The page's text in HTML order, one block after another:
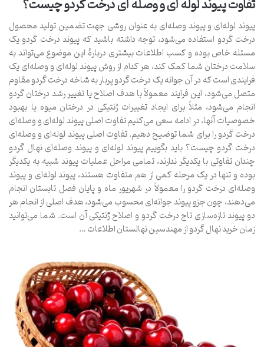
تفاوت پیوند لوله ای و وصله ای درخت گردو چیست؟
پیوند لوله‌ای و پیوند وصله‌ای به عنوان روشی جهت تضمین تولید محصول
درخت گردو استفاده می‌شود، توجه داشته باشید که پیوند درخت گردو یک
مسئله خاص بوده و کسب اطلاعات بیشتری دربارهٔ این موضوع می‌تواند به
سلامت درختان شما کمک کند، هر کدام از روش پیوند لوله‌ای و وصله‌ای یک
فرایندی است که در آن جوانه یک درخت گردو پربار به شاخه درخت گردو مقاوم
متصل می‌شود، این فرایند معمولاً با هدف اصلاح یا تغییر رشد درختان گردو
انجام می‌شود، مثلاً برای ایجاد تغییرات ژنتیکی در درختان میوه یا بهبود
خصوصیات آنها، در ادامه سعی می‌کنیم تفاوت اصلی پیوند لوله‌ای و وصله‌ای
درخت گردو را برای شما توضیح دهیم. تفاوت اصلی پیوند لوله‌ای و وصله‌ای
درخت گردو چیست؟ باید بگوییم پیوند لوله‌ای و پیوند وصله‌ای نهال گردو
چندان تفاوتی با یکدیگر ندارند، تمامی مراحل عملیات پیوند شبیه به یکدیگر
بوده و تنها در یک مرحله کمی از هم متفاوت هستند، پیوند لوله‌ای و پیوند
وصله‌ای درخت گردو را معمولاً در شهریور ماه و پایان فصل تابستان انجام
می‌دهند، چون جزو پیوند جوانه‌ای محسوب می‌شود، هدف اصلی از انجام هر
دو پیوند تازه‌سازی تاج درخت گردو و اصلاح ژنتیکی آن است. شما می‌توانید
زمان خرید نهال گردو از مهندسین نهالستان اطلاعات …